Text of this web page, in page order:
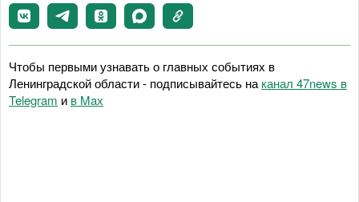
Чтобы первыми узнавать о главных событиях в
Ленинградской области - подписывайтесь на канал 47news в
Telegram и в Maх